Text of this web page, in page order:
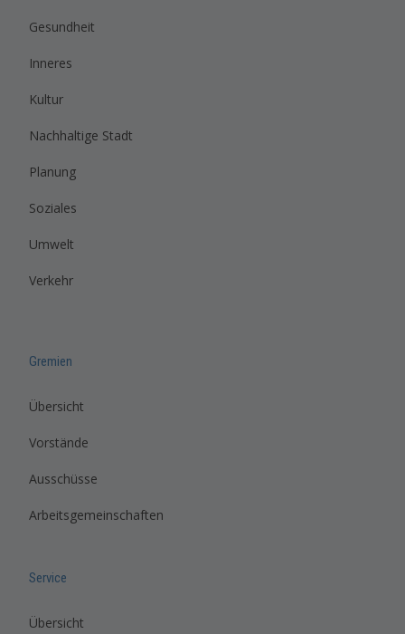
Gesundheit
Inneres
Kultur
Nachhaltige Stadt
Planung
Soziales
Umwelt
Verkehr
Gremien
Übersicht
Vorstände
Ausschüsse
Arbeitsgemeinschaften
Service
Übersicht